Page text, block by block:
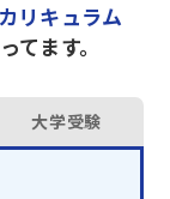
しません
す。
リキュラム
ます。
大学受験